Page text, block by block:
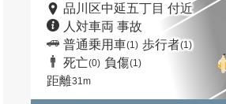
品川区中延五丁目 付近
人対車両 事故
普通乗用車(1) 歩行者(1)
死亡(0) 負傷(1)
距離31m